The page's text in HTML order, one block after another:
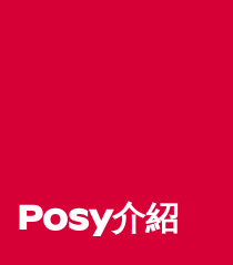
Posy介紹